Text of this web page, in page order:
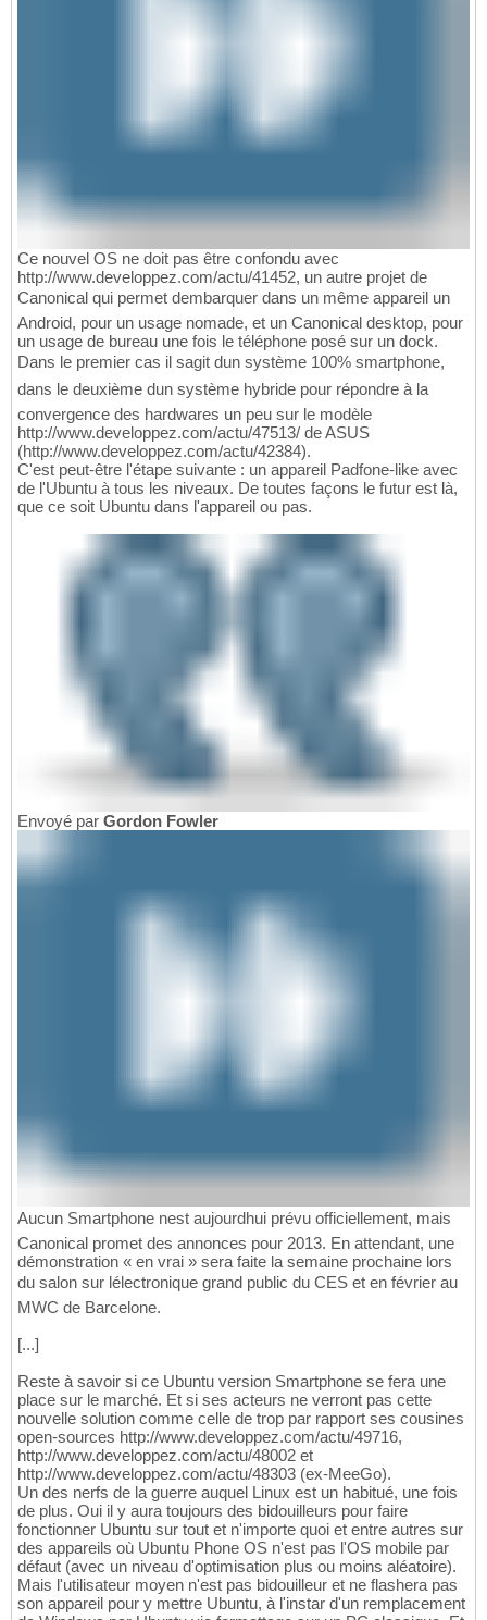
Ce nouvel OS ne doit pas être confondu avec
http://www.developpez.com/actu/41452, un autre projet de
Canonical qui permet dembarquer dans un même appareil un
Android, pour un usage nomade, et un Canonical desktop, pour
un usage de bureau une fois le téléphone posé sur un dock.
Dans le premier cas il sagit dun système 100% smartphone,
dans le deuxième dun système hybride pour répondre à la
convergence des hardwares un peu sur le modèle
http://www.developpez.com/actu/47513/ de ASUS
(http://www.developpez.com/actu/42384).
C'est peut-être l'étape suivante : un appareil Padfone-like avec
de l'Ubuntu à tous les niveaux. De toutes façons le futur est là,
que ce soit Ubuntu dans l'appareil ou pas.
Envoyé par Gordon Fowler
Aucun Smartphone nest aujourdhui prévu officiellement, mais
Canonical promet des annonces pour 2013. En attendant, une
démonstration « en vrai » sera faite la semaine prochaine lors
du salon sur lélectronique grand public du CES et en février au
MWC de Barcelone.
[...]
Reste à savoir si ce Ubuntu version Smartphone se fera une
place sur le marché. Et si ses acteurs ne verront pas cette
nouvelle solution comme celle de trop par rapport ses cousines
open-sources http://www.developpez.com/actu/49716,
http://www.developpez.com/actu/48002 et
http://www.developpez.com/actu/48303 (ex-MeeGo).
Un des nerfs de la guerre auquel Linux est un habitué, une fois
de plus. Oui il y aura toujours des bidouilleurs pour faire
fonctionner Ubuntu sur tout et n'importe quoi et entre autres sur
des appareils où Ubuntu Phone OS n'est pas l'OS mobile par
défaut (avec un niveau d'optimisation plus ou moins aléatoire).
Mais l'utilisateur moyen n'est pas bidouilleur et ne flashera pas
son appareil pour y mettre Ubuntu, à l'instar d'un remplacement